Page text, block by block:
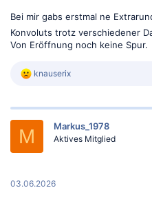
Bei mir gabs erstmal ne
Konvoluts trotz verschiedener
Von Eröffnung noch keine Spur.
R
k
i
:
knauserix
M Markus_1978
Aktives Mitglied
03.06.2026